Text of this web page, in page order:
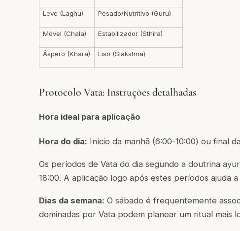
Leve (Laghu) Pesado/Nutritivo (Guru)
Móvel (Chala) Estabilizador (Sthira)
Áspero (Khara) Liso (Slakshna)
Protocolo Vata: Instruções detalhadas
Hora ideal para aplicação
Hora do dia: Início da manhã (6:00-10:00) ou final
Os períodos de Vata do dia segundo a doutrina
18:00. A aplicação logo após estes períodos ajuda
Dias da semana: O sábado é frequentemente
dominadas por Vata podem planear um ritual mais